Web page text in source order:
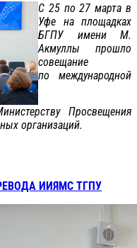
С 25 по 27 марта в
Уфе на площадках
БГПУ имени М.
Акмуллы прошло
совещание
по международной
Просвещения
организаций.
ИИЯМС ТГПУ